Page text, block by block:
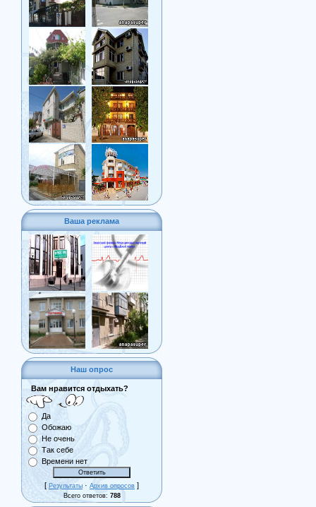
Ваша реклама
Наш опрос
Вам нравится отдыхать?
Да
Обожаю
Не очень
Так себе
Времени нет
[ Результаты · Архив опросов ]
Всего ответов: 788